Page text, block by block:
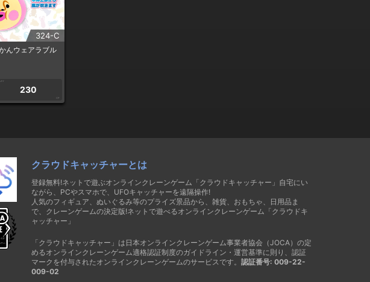
324-C
んウェアラブル
230
CP
クラウドキャッチャーとは
登録無料!ネットで遊ぶオンラインクレーンゲーム「クラウドキャッチャー」自宅にい
ながら、PCやスマホで、UFOキャッチャーを遠隔操作!
人気のフィギュア、ぬいぐるみ等のプライズ景品から、雑貨、おもちゃ、日用品ま
で、クレーンゲームの決定版!ネットで遊べるオンラインクレーンゲーム「クラウドキ
ャッチャー」
「クラウドキャッチャー」は日本オンラインクレーンゲーム事業者協会（JOCA）の定
めるオンラインクレーンゲーム適格認証制度のガイドライン・運営基準に則り、認証
マークを付与されたオンラインクレーンゲームのサービスです。 認証番号: 009-22-
009-02